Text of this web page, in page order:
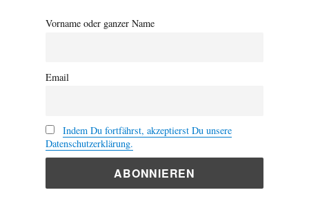
Vorname oder ganzer Name
Email
Indem Du fortfährst, akzeptierst Du unsere
Datenschutzerklärung.